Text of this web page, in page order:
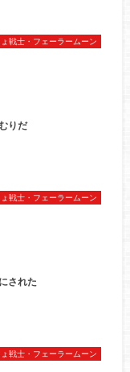
戦士・フェーラームーン
りだ
戦士・フェーラームーン
された
戦士・フェーラームーン